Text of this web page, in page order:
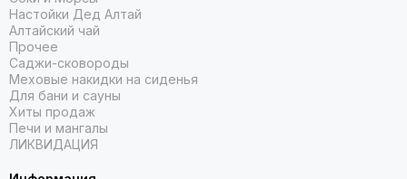
Настойки Дед Алтай
Алтайский чай
Прочее
Саджи-сковороды
Меховые накидки на сиденья
Для бани и сауны
Хиты продаж
Печи и мангалы
ЛИКВИДАЦИЯ